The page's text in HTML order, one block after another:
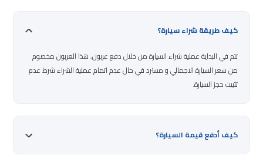
كيف طريقة شراء سيارة؟
تتم في البداية عملية شراء السيارة من خلال دفع عربون, هذا العربون مخصوم
من سعر السيارة الاجمالي و مسترد في حال عدم اتمام عملية الشراء شرط عدم
تثبيت حجز السيارة.
كيف أدفع قيمة السيارة؟